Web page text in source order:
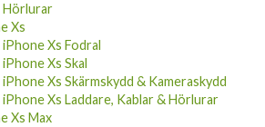
Hörlurar
Xs
iPhone Xs Fodral
iPhone Xs Skal
iPhone Xs Skärmskydd & Kameraskydd
iPhone Xs Laddare, Kablar & Hörlurar
Xs Max